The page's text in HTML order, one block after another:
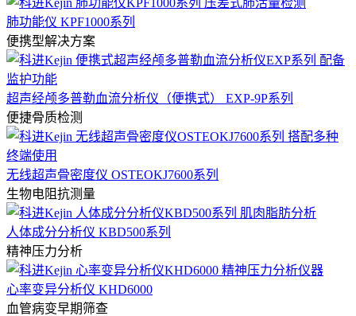
肺功能仪 KPF1000系列
便携型解决方案
超声经颅多普勒血流分析仪（便携式） EXP-9P系列
便捷骨质检测
无线超声骨密度仪 OSTEOKJ7600系列
生物电阻抗测量
人体成分分析仪 KBD500系列
精神压力分析
心率变异分析仪 KHD6000
血管病变早期筛查